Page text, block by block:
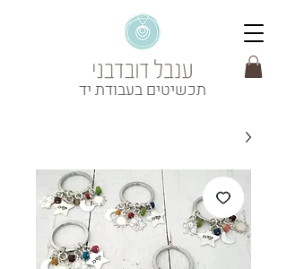
תכשיטים בעבודת יד